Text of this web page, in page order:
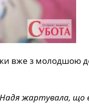
вже з молодшою
Надя жартувала, що